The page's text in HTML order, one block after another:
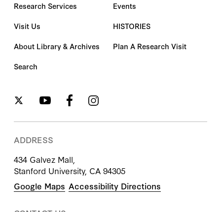
Research Services
Visit Us
About Library & Archives
Search
Events
HISTORIES
Plan A Research Visit
ADDRESS
434 Galvez Mall,
Stanford University, CA 94305
Google Maps Accessibility Directions